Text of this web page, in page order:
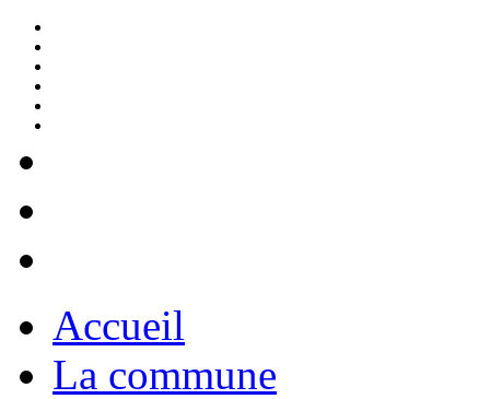
Accueil
La commune